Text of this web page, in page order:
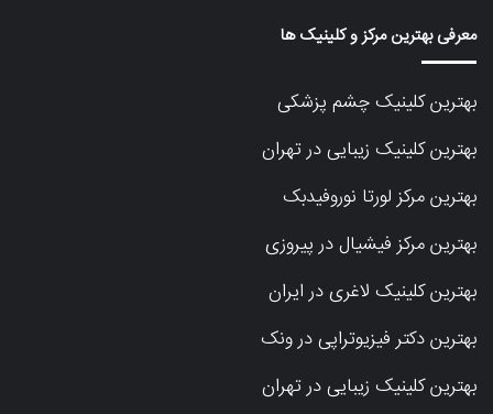
معرفی بهترین مرکز و کلینیک ها
بهترین کلینیک چشم پزشکی
بهترین کلینیک زیبایی در تهران
بهترین مرکز لورتا نوروفیدبک
بهترین مرکز فیشیال در پیروزی
بهترین کلینیک لاغری در ایران
بهترین دکتر فیزیوتراپی در ونک
بهترین کلینیک زیبایی در تهران